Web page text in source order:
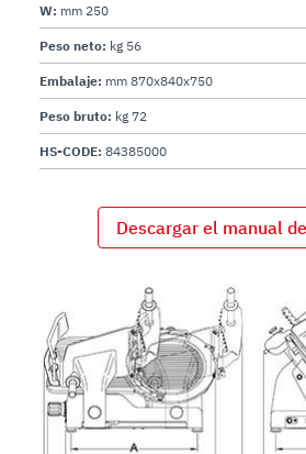
W: mm 250
Peso neto: kg 56
Embalaje: mm 870x840x750
Peso bruto: kg 72
HS-CODE: 84385000
Descargar el manual